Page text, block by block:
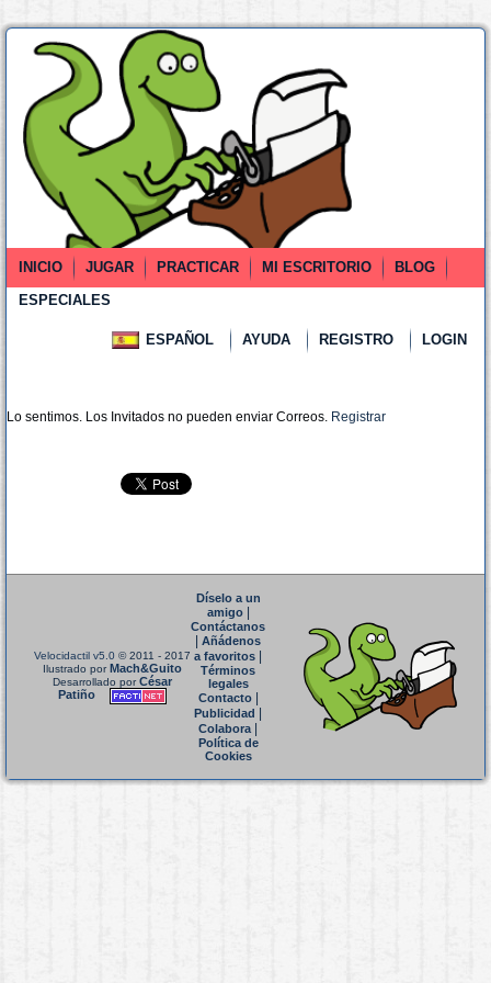
INICIO JUGAR PRACTICAR MI ESCRITORIO
BLOG
ESPECIALES
ESPAÑOL AYUDA REGISTRO LOGIN
Lo sentimos. Los Invitados no pueden enviar Correos. Registrar
Velocidactil v5.0 © 2011 - 2017
Ilustrado porMach&Guito
Desarrollado porCésar
Patiño
Díselo a un
amigo|
Contáctanos
Añádenos
a favoritos
Términos
legales
Contacto|
Publicidad
Colabora|
Política de
Cookies